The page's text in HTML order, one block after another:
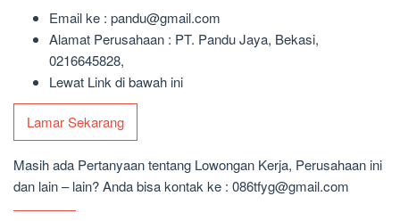
Email ke : pandu@gmail.com
Alamat Perusahaan : PT. Pandu Jaya, Bekasi,
0216645828,
Lewat Link di bawah ini
Lamar Sekarang
Masih ada Pertanyaan tentang Lowongan Kerja, Perusahaan ini
dan lain – lain? Anda bisa kontak ke : 086tfyg@gmail.com